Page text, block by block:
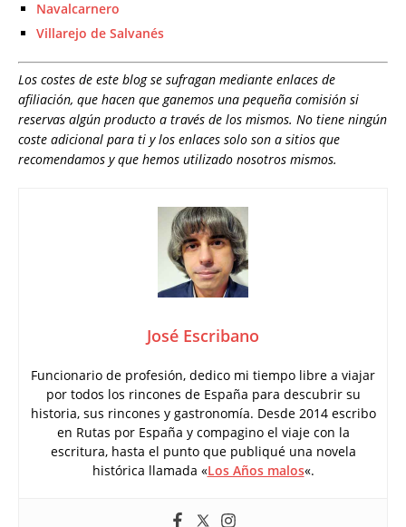
Navalcarnero
Villarejo de Salvanés
Los costes de este blog se sufragan mediante enlaces de
afiliación, que hacen que ganemos una pequeña comisión si
reservas algún producto a través de los mismos. No tiene ningún
coste adicional para ti y los enlaces solo son a sitios que
recomendamos y que hemos utilizado nosotros mismos.
José Escribano
Funcionario de profesión, dedico mi tiempo libre a viajar
por todos los rincones de España para descubrir su
historia, sus rincones y gastronomía. Desde 2014 escribo
en Rutas por España y compagino el viaje con la
escritura, hasta el punto que publiqué una novela
histórica llamada «Los Años malos«.